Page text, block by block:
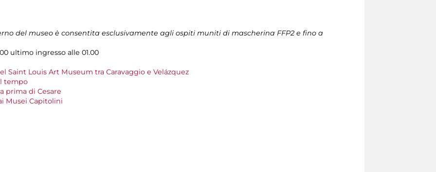
del museo è consentita esclusivamente agli ospiti muniti di mascherina FFP2 e fino a
ultimo ingresso alle 01.00
Saint Louis Art Museum tra Caravaggio e Velázquez
tempo
prima di Cesare
Musei Capitolini